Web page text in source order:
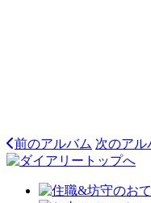
前のアルバム 次のアル